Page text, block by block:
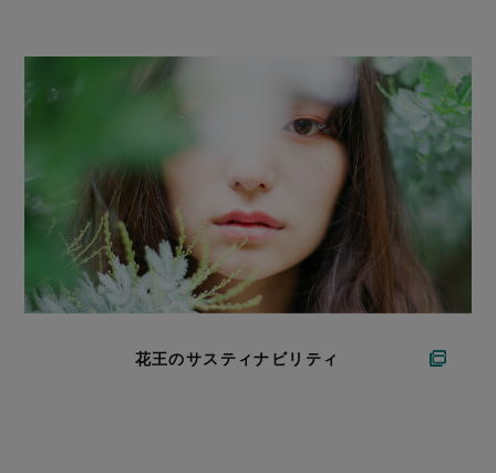
花王のサスティナビリティ